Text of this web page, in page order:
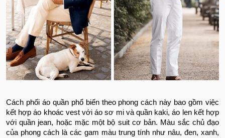
Cách phối áo quần phổ biến theo phong cách này bao gồm việc
kết hợp áo khoác vest với áo sơ mi và quần kaki, áo len kết hợp
với quần jean, hoặc mặc một bộ suit cơ bản. Màu sắc chủ đạo
của phong cách là các gam màu trung tính như nâu, đen, xanh,